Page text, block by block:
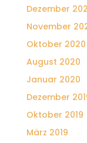
Dezember
November
Oktober 2020
August 2020
Januar 2020
Dezember
Oktober 2019
März 2019